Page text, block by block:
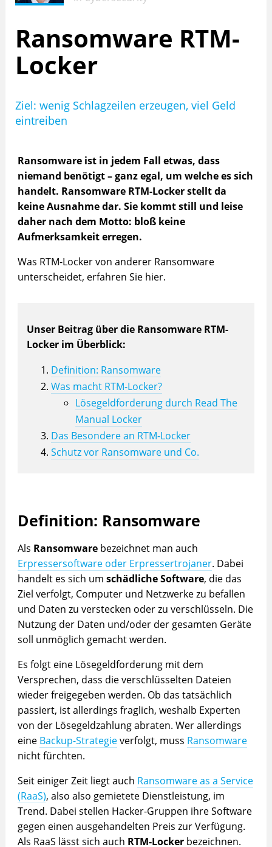
Ransomware RTM-
Locker
Ziel: wenig Schlagzeilen erzeugen, viel Geld
eintreiben
Ransomware ist in jedem Fall etwas, dass
niemand benötigt – ganz egal, um welche es sich
handelt. Ransomware RTM-Locker stellt da
keine Ausnahme dar. Sie kommt still und leise
daher nach dem Motto: bloß keine
Aufmerksamkeit erregen.
Was RTM-Locker von anderer Ransomware
unterscheidet, erfahren Sie hier.
Unser Beitrag über die Ransomware RTM-
Locker im Überblick:
Definition: Ransomware
Was macht RTM-Locker?
Lösegeldforderung durch Read The
Manual Locker
Das Besondere an RTM-Locker
Schutz vor Ransomware und Co.
Definition: Ransomware
Als Ransomwarebezeichnet man auch
Erpressersoftware oder Erpressertrojaner. Dabei
handelt es sich um schädliche Software, die das
Ziel verfolgt, Computer und Netzwerke zu befallen
und Daten zu verstecken oder zu verschlüsseln. Die
Nutzung der Daten und/oder der gesamten Geräte
soll unmöglich gemacht werden.
Es folgt eine Lösegeldforderung mit dem
Versprechen, dass die verschlüsselten Dateien
wieder freigegeben werden. Ob das tatsächlich
passiert, ist allerdings fraglich, weshalb Experten
von der Lösegeldzahlung abraten. Wer allerdings
eine Backup-Strategieverfolgt, muss Ransomware
nicht fürchten.
Seit einiger Zeit liegt auch Ransomware as a Service
(RaaS), also also gemietete Dienstleistung, im
Trend. Dabei stellen Hacker-Gruppen ihre Software
gegen einen ausgehandelten Preis zur Verfügung.
Als RaaS lässt sich auch RTM-Lockerbezeichnen.